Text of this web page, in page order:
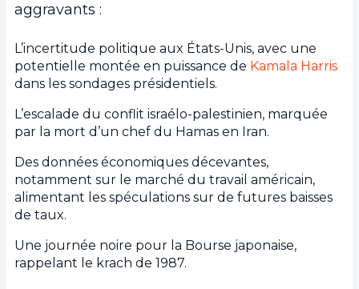
aggravants :
L’incertitude politique aux États-Unis, avec une
potentielle montée en puissance de Kamala Harris
dans les sondages présidentiels.
L’escalade du conflit israélo-palestinien, marquée
par la mort d’un chef du Hamas en Iran.
Des données économiques décevantes,
notamment sur le marché du travail américain,
alimentant les spéculations sur de futures baisses
de taux.
Une journée noire pour la Bourse japonaise,
rappelant le krach de 1987.